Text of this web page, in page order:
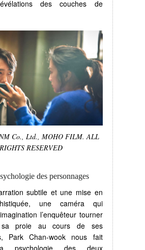
des couches de
Co., Ltd., MOHO FILM. ALL
RIGHTS RESERVED
des personnages
subtile et une mise en
une caméra qui
l’enquêteur tourner
proie au cours de ses
Park Chan-wook nous fait